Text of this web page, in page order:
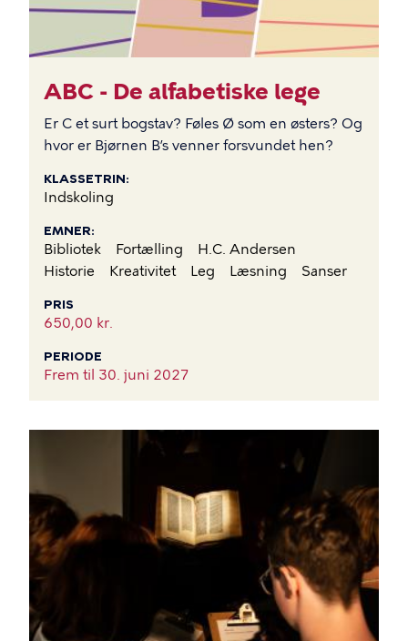
ABC - De alfabetiske lege
Er C et surt bogstav? Føles Ø som en østers? Og
hvor er Bjørnen B’s venner forsvundet hen?
KLASSETRIN
Indskoling
EMNER
Bibliotek Fortælling
H.C. Andersen
Historie
Kreativitet Leg Læsning Sanser
PRIS
650,00 kr.
PERIODE
Frem til 30. juni 2027